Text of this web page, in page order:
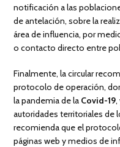
notificación a las
de antelación, sobre la
área de influencia, por
o contacto directo entre
Finalmente, la circular
protocolo de operación,
la pandemia de la Covid-19,
autoridades territoriales de
recomienda que el
páginas web y medios de